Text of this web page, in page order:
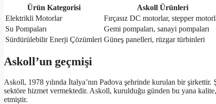
Ürün Kategorisi
Askoll Ürünleri
Elektrikli Motorlar
Fırçasız DC motorlar, stepper
Su Pompaları
Gemi pompaları, sanayi pompaları
Sürdürülebilir Enerji Çözümleri Güneş panelleri, rüzgar türbinleri
Askoll’un geçmişi
Askoll, 1978 yılında İtalya’nın Padova şehrinde kurulan bir
sektöre hizmet vermektedir. Askoll, kurulduğu günden bu yana
etmiştir.